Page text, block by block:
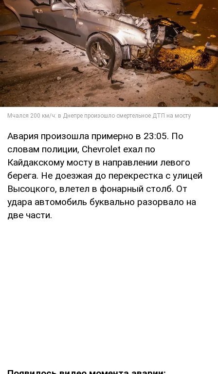
Авария произошла примерно в 23:05. По
словам полиции, Chevrolet ехал по
Кайдакскому мосту в направлении левого
берега. Не доезжая до перекрестка с улицей
Высоцкого, влетел в фонарный столб. От
удара автомобиль буквально разорвало на
две части.